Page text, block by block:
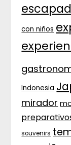
con niños
Indonesia
mirador
souvenirs